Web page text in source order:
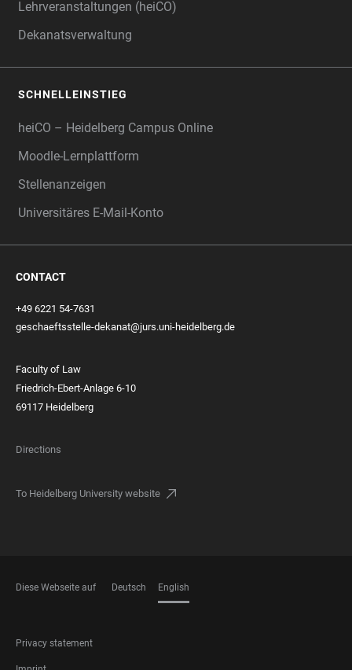
Lehrveranstaltungen (heiCO)
Dekanatsverwaltung
SCHNELLEINSTIEG
heiCO – Heidelberg Campus Online
Moodle-Lernplattform
Stellenanzeigen
Universitäres E-Mail-Konto
CONTACT
+49 6221 54-7631
geschaeftsstelle-dekanat@jurs.uni-heidelberg.de
Faculty of Law
Friedrich-Ebert-Anlage 6-10
69117 Heidelberg
Directions
To Heidelberg University website
Diese Webseite auf Deutsch English
FOOTER
LEGAL
Privacy statement